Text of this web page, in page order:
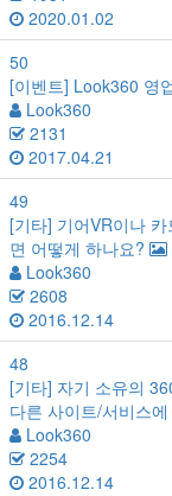
2020.01.02
50
[이벤트] Look360 영
Look360
2131
2017.04.21
49
[기타] 기어VR이나
면 어떻게 하나요?
Look360
2608
2016.12.14
48
[기타] 자기 소유의
다른 사이트/서비스
Look360
2254
2016.12.14